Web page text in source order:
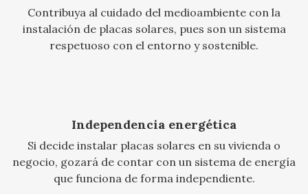
Contribuya al cuidado del medioambiente con la
instalación de placas solares, pues son un sistema
respetuoso con el entorno y sostenible.
Independencia energética
Si decide instalar placas solares en su vivienda o
negocio, gozará de contar con un sistema de energía
que funciona de forma independiente.